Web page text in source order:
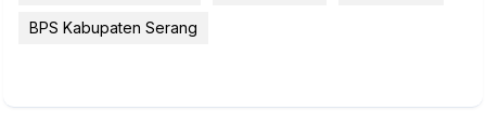
BPS Kabupaten Serang